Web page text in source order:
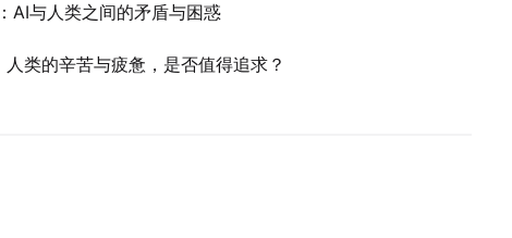
AI与人类之间的矛盾与困惑
人类的辛苦与疲惫，是否值得追求？